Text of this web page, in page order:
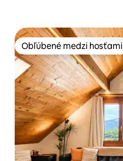
Obľúbené medzi hosťami
Obľúbené medzi hosťami